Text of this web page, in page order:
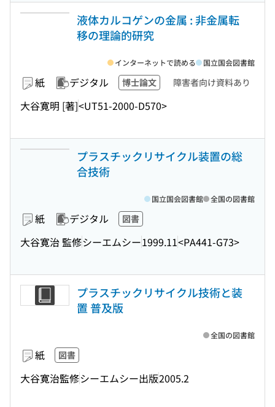
液体カルコゲンの金属 : 非金属転
移の理論的研究
紙 デジタル 博士論文 障害者向け資料あり
大谷寛明 [著]<UT51-2000-D570>
インターネットで読める 国立国会図書館
プラスチックリサイクル装置の総
合技術
紙 デジタル 図書
大谷寛治 監修シーエムシー1999.11<PA441-G73>
国立国会図書館 全国の図書館
プラスチックリサイクル技術と装
置 普及版
紙 図書
大谷寛治監修シーエムシー出版2005.2
全国の図書館